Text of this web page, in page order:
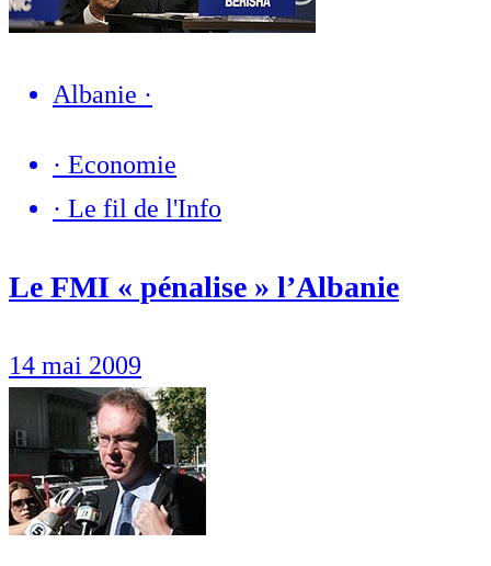
Albanie ·
· Economie
· Le fil de l'Info
Le FMI « pénalise » l’Albanie
14 mai 2009